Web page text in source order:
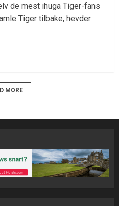
de mest ihuga Tiger-fans
Tiger tilbake, hevder
MORE